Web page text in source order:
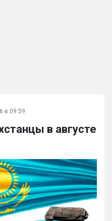
в 09:59
в августе